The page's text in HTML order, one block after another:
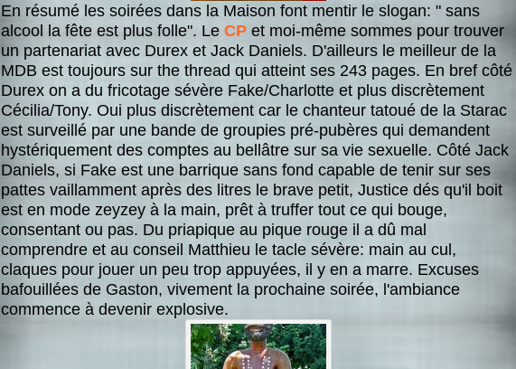
En résumé les soirées dans la Maison font mentir le slogan: " sans
alcool la fête est plus folle". Le CP et moi-même sommes pour trouver
un partenariat avec Durex et Jack Daniels. D'ailleurs le meilleur de la
MDB est toujours sur the thread qui atteint ses 243 pages. En bref côté
Durex on a du fricotage sévère Fake/Charlotte et plus discrètement
Cécilia/Tony. Oui plus discrètement car le chanteur tatoué de la Starac
est surveillé par une bande de groupies pré-pubères qui demandent
hystériquement des comptes au bellâtre sur sa vie sexuelle. Côté Jack
Daniels, si Fake est une barrique sans fond capable de tenir sur ses
pattes vaillamment après des litres le brave petit, Justice dés qu'il boit
est en mode zeyzey à la main, prêt à truffer tout ce qui bouge,
consentant ou pas. Du priapique au pique rouge il a dû mal
comprendre et au conseil Matthieu le tacle sévère: main au cul,
claques pour jouer un peu trop appuyées, il y en a marre. Excuses
bafouillées de Gaston, vivement la prochaine soirée, l'ambiance
commence à devenir explosive.